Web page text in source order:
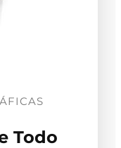
Todo